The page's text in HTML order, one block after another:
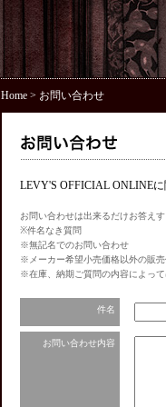
Home> お問い合わせ
LEVY'S OFFICIAL ONLINE
お問い合わせは出来るだけお答え
※件名なき質問
※無記名でのお問い合わせ
※メーカー希望小売価格以外の販売
※在庫、納期ご質問の内容によって
件名
お問い合わせ内容